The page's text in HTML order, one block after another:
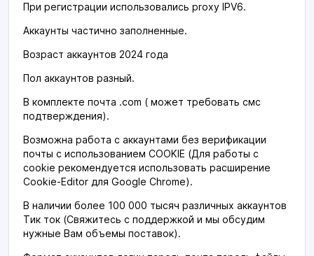
При регистрации использовались proxy IPV6.
Аккаунты частично заполненные.
Возраст аккаунтов 2024 года
Пол аккаунтов разный.
В комплекте почта .com ( может требовать смс
подтверждения).
Возможна работа с аккаунтами без верификации
почты с использованием COOKIE (Для работы с
cookie рекомендуется использовать расширение
Cookie-Editor для Google Chrome).
В наличии более 100 000 тысяч различных аккаунтов
Тик ток (Свяжитесь с поддержкой и мы обсудим
нужные Вам объемы поставок).